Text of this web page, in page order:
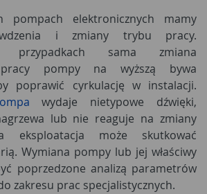
pompach elektronicznych mamy
i zmiany trybu pracy.
sama zmiana
pracy pompy na wyższą bywa
poprawić cyrkulację w instalacji.
wydaje nietypowe dźwięki,
lub nie reaguje na zmiany
eksploatacja może skutkować
Wymiana pompy lub jej właściwy
poprzedzone analizą parametrów
zakresu prac specjalistycznych.